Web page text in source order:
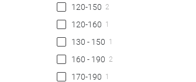
120-150 2
120-160 1
130 - 150 1
160 - 190 2
170-190 1